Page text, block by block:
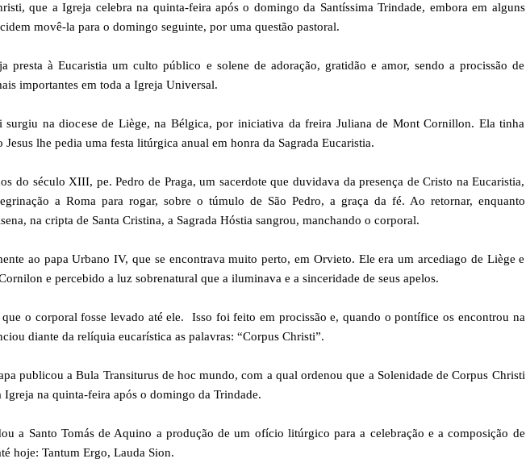
que a Igreja celebra na quinta-feira após o domingo da Santíssima Trindade, embora em alguns
movê-la para o domingo seguinte, por uma questão pastoral.
presta à Eucaristia um culto público e solene de adoração, gratidão e amor, sendo a procissão de
importantes em toda a Igreja Universal.
surgiu na diocese de Liège, na Bélgica, por iniciativa da freira Juliana de Mont Cornillon. Ela tinha
lhe pedia uma festa litúrgica anual em honra da Sagrada Eucaristia.
do século XIII, pe. Pedro de Praga, um sacerdote que duvidava da presença de Cristo na Eucaristia,
a Roma para rogar, sobre o túmulo de São Pedro, a graça da fé. Ao retornar, enquanto
na cripta de Santa Cristina, a Sagrada Hóstia sangrou, manchando o corporal.
ao papa Urbano IV, que se encontrava muito perto, em Orvieto. Ele era um arcediago de Liège e
e percebido a luz sobrenatural que a iluminava e a sinceridade de seus apelos.
o corporal fosse levado até ele. Isso foi feito em procissão e, quando o pontífice os encontrou na
diante da relíquia eucarística as palavras: “Corpus Christi”.
publicou a Bula Transiturus de hoc mundo, com a qual ordenou que a Solenidade de Corpus Christi
Igreja na quinta-feira após o domingo da Trindade.
a Santo Tomás de Aquino a produção de um ofício litúrgico para a celebração e a composição de
hoje: Tantum Ergo, Lauda Sion.